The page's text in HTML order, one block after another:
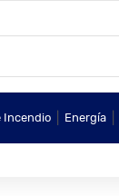
Incendio Energía